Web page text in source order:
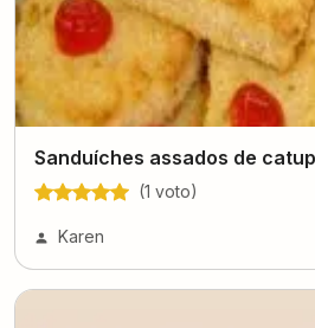
Sanduíches assados de
(1 voto)
Karen